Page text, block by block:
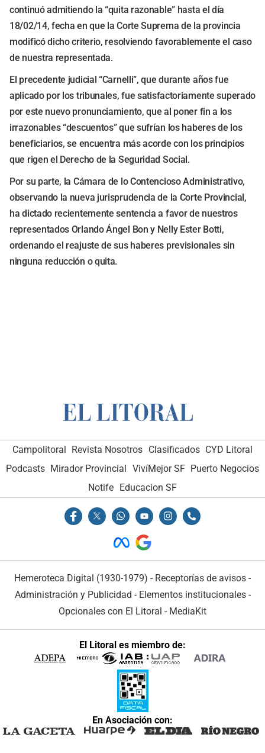
continuó admitiendo la “quita razonable” hasta el día
18/02/14, fecha en que la Corte Suprema de la provincia
modificó dicho criterio, resolviendo favorablemente el caso
de nuestra representada.
El precedente judicial “Carnelli”, que durante años fue
aplicado por los tribunales, fue satisfactoriamente superado
por este nuevo pronunciamiento, que al poner fin a los
irrazonables “descuentos” que sufrían los haberes de los
beneficiarios, se encuentra más acorde con los principios
que rigen el Derecho de la Seguridad Social.
Por su parte, la Cámara de lo Contencioso Administrativo,
observando la nueva jurisprudencia de la Corte Provincial,
ha dictado recientemente sentencia a favor de nuestros
representados Orlando Ángel Bon y Nelly Ester Botti,
ordenando el reajuste de sus haberes previsionales sin
ninguna reducción o quita.
Campolitoral Revista Nosotros Clasificados CYD Litoral
Podcasts Mirador Provincial VivíMejor SF Puerto Negocios
Notife Educacion SF
Hemeroteca Digital (1930-1979) - Receptorías de avisos -
Administración y Publicidad - Elementos institucionales-
Opcionales con El Litoral - MediaKit
El Litoral es miembro de:
En Asociación con: